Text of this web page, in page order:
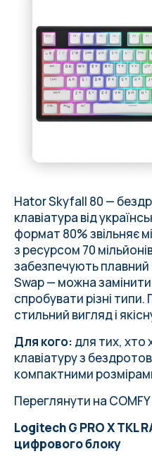
Hator Skyfall 80 —
клавіатура від
формат 80% звільняє
з ресурсом 70
забезпечують плавний
Swap — можна замінити
спробувати різні
стильний вигляд і
Для кого: для тих, хто
клавіатуру з
компактними
Переглянути на COMFY
Logitech G PRO X TKL
цифрового блоку